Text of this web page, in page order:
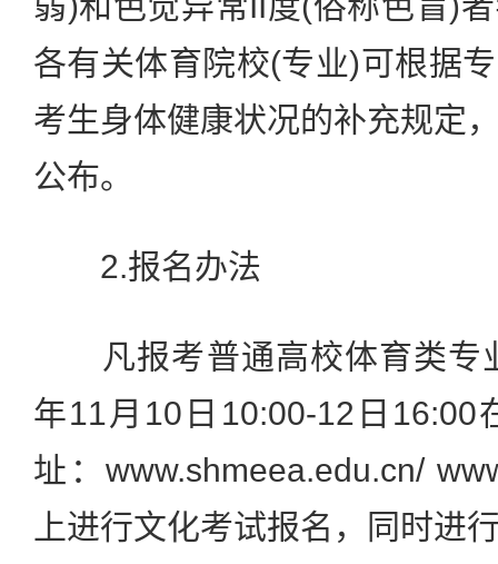
各有关体育院校(专业)可根据
考生身体健康状况的补充规定
公布。
2.报名办法
凡报考普通高校体育类专
年11月10日10:00-12日16:00
址：www.shmeea.edu.cn/
上进行文化考试报名，同时进